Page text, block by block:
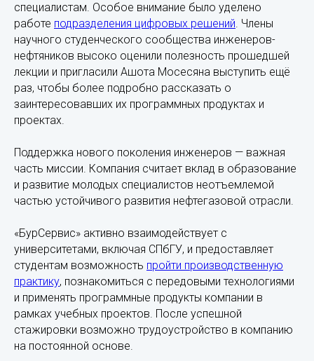
специалистам. Особое внимание было уделено
работе подразделения цифровых решений. Члены
научного студенческого сообщества инженеров-
нефтяников высоко оценили полезность прошедшей
лекции и пригласили Ашота Мосесяна выступить ещё
раз, чтобы более подробно рассказать о
заинтересовавших их программных продуктах и
проектах.
Поддержка нового поколения инженеров — важная
часть миссии. Компания считает вклад в образование
и развитие молодых специалистов неотъемлемой
частью устойчивого развития нефтегазовой отрасли.
«БурСервис» активно взаимодействует с
университетами, включая СПбГУ, и предоставляет
студентам возможность пройти производственную
практику, познакомиться с передовыми технологиями
и применять программные продукты компании в
рамках учебных проектов. После успешной
стажировки возможно трудоустройство в компанию
на постоянной основе.